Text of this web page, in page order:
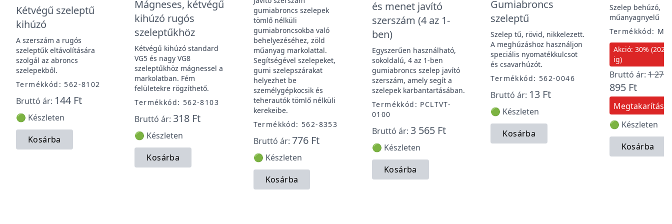
Kétvégű szeleptű
kihúzó
A szerszám a rugós
szeleptűk eltávolítására
szolgál az abroncs
szelepekből.
Termékkód: 562-8102
Bruttó ár: 144 Ft
🟢 Készleten
Kosárba
Mágneses, kétvégű
kihúzó rugós
szeleptűkhöz
Kétvégű kihúzó standard
VG5 és nagy VG8
szeleptűkhöz mágnessel a
markolatban. Fém
felületekre rögzíthető.
Termékkód: 562-8103
Bruttó ár: 318 Ft
🟢 Készleten
Kosárba
gumiabroncs szelepek
tömlő nélküli
gumiabroncsokba való
behelyezéséhez, zöld
műanyag markolattal.
Segítségével szelepeket,
gumi szelepszárakat
helyezhet be
személygépkocsik és
teherautók tömlő nélküli
kerekeibe.
Termékkód: 562-8353
Bruttó ár: 776 Ft
🟢 Készleten
Kosárba
és menet javító
szerszám (4 az 1-
ben)
Egyszerűen használható,
sokoldalú, 4 az 1-ben
gumiabroncs szelep javító
szerszám, amely segít a
szelepek karbantartásában.
Termékkód: PCLTVT-
0100
Bruttó ár: 3 565 Ft
🟢 Készleten
Kosárba
Gumiabroncs
szeleptű
Szelep tű, rövid, nikkelezett.
A meghúzáshoz használjon
speciális nyomatékkulcsot
és csavarhúzót.
Termékkód: 562-0046
Bruttó ár: 13 Ft
🟢 Készleten
Kosárba
Szelep behúzó,
műanyagnyelű
Termékkód:
Akció: 30%
ig)
Bruttó ár:1 279
895 Ft
Megtakarítás:
🟢 Készleten
Kosárba